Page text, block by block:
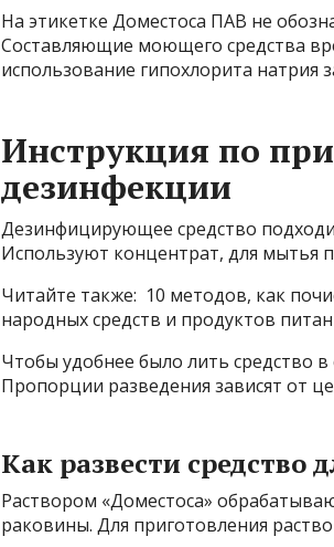
На этикетке Доместоса ПАВ не
Составляющие моющего средства
использование гипохлорита натрия
Инструкция по
дезинфекции
Дезинфицирующее средство
Используют концентрат, для мытья
Читайте также: 10 методов, как
народных средств и продуктов
Чтобы удобнее было лить средство
Пропорции разведения зависят от
Как развести средство
Раствором «Доместоса»
раковины. Для приготовления